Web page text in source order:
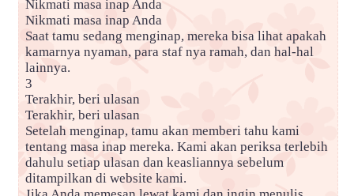
Nikmati masa inap Anda
Nikmati masa inap Anda
Saat tamu sedang menginap, mereka bisa lihat apakah
kamarnya nyaman, para staf nya ramah, dan hal-hal
lainnya.
3
Terakhir, beri ulasan
Terakhir, beri ulasan
Setelah menginap, tamu akan memberi tahu kami
tentang masa inap mereka. Kami akan periksa terlebih
dahulu setiap ulasan dan keasliannya sebelum
ditampilkan di website kami.